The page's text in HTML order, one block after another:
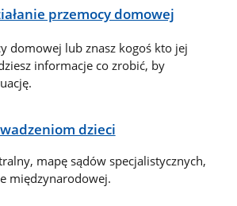
przemocy domowej
domowej lub znasz kogoś kto jej
informacje co zrobić, by
dzieci
mapę sądów specjalistycznych,
międzynarodowej.